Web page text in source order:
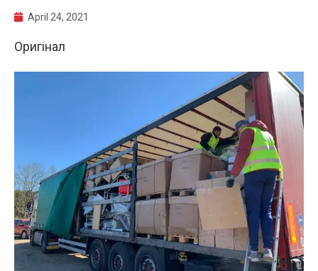
April 24, 2021
Оригінал